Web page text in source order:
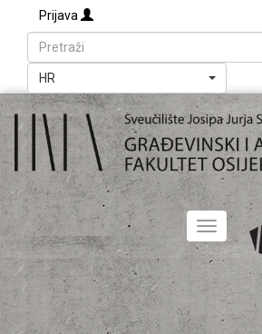
Prijava
HR
Toggle
navigation